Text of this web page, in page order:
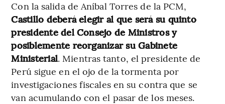
Con la salida de Aníbal Torres de la PCM,
Castillo deberá elegir al que será su quinto
presidente del Consejo de Ministros y
posiblemente reorganizar su Gabinete
Ministerial. Mientras tanto, el presidente de
Perú sigue en el ojo de la tormenta por
investigaciones fiscales en su contra que se
van acumulando con el pasar de los meses.